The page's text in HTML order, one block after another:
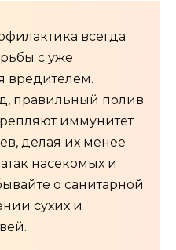
всегда
с уже
вредителем.
правильный полив
иммунитет
делая их менее
насекомых и
о санитарной
сухих и